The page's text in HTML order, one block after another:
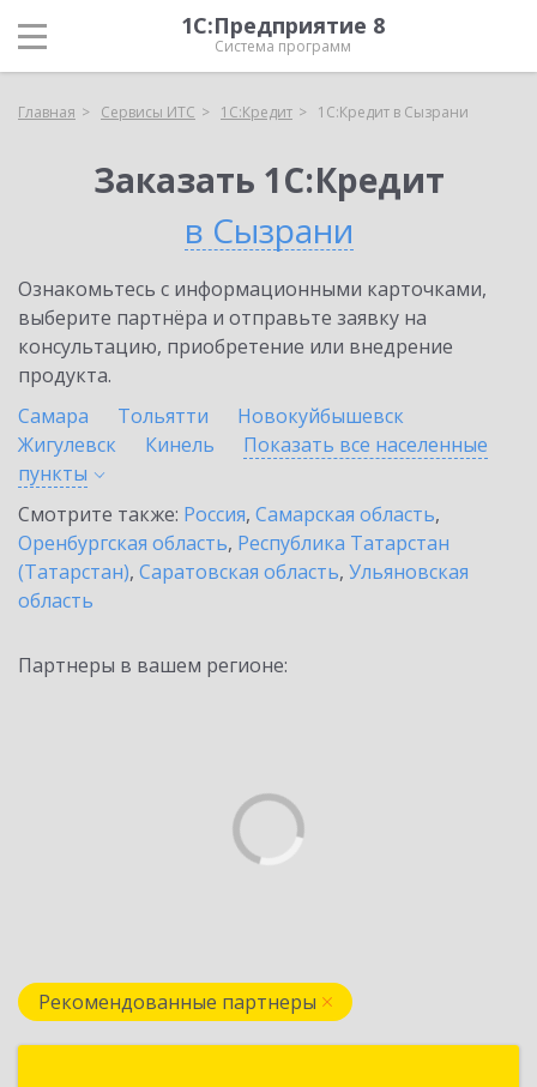
1С:Предприятие 8
Система программ
Главная Сервисы ИТС 1С:Кредит 1С:Кредит в Сызрани
Заказать 1С:Кредит
в Сызрани
Ознакомьтесь с информационными карточками,
выберите партнёра и отправьте заявку на
консультацию, приобретение или внедрение
продукта.
Самара
Тольятти
Новокуйбышевск
Жигулевск
Кинель
Показать все населенные
пункты
Смотрите также: Россия, Самарская область,
Оренбургская область, Республика Татарстан
(Татарстан), Саратовская область, Ульяновская
область
Партнеры в вашем регионе:
Рекомендованные партнеры